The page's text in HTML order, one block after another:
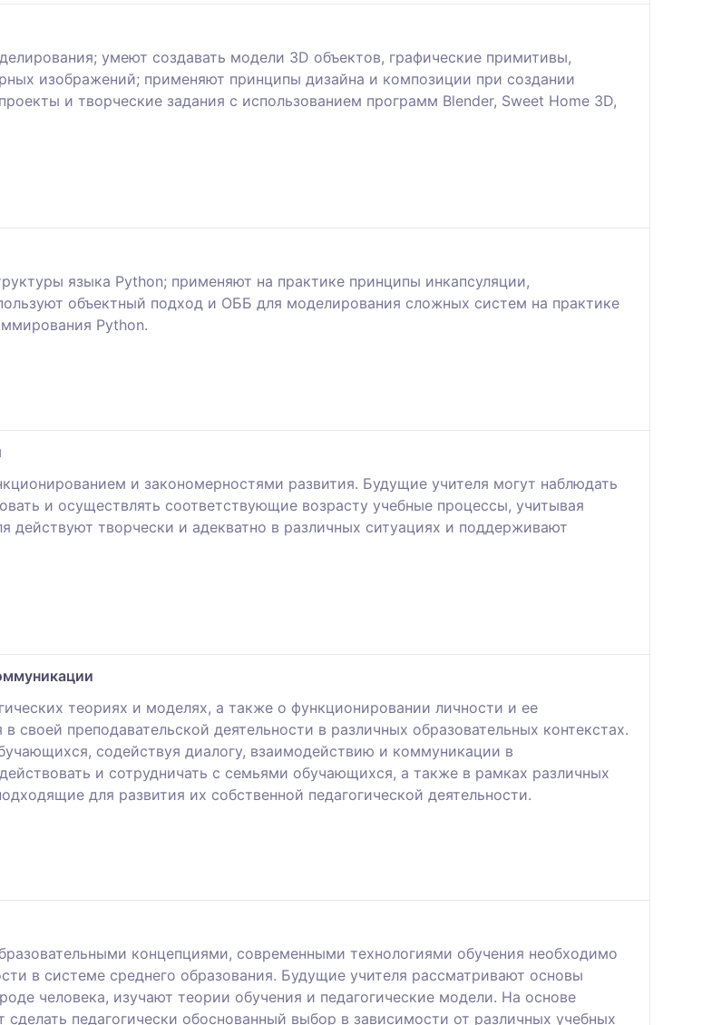
умеют создавать модели 3D объектов, графические примитивы,
изображений; применяют принципы дизайна и композиции при создании
и творческие задания с использованием программ Blender, Sweet Home 3D,
языка Python; применяют на практике принципы инкапсуляции,
объектный подход и ОББ для моделирования сложных систем на практике
Python.
и закономерностями развития. Будущие учителя могут наблюдать
и осуществлять соответствующие возрасту учебные процессы, учитывая
творчески и адекватно в различных ситуациях и поддерживают
теориях и моделях, а также о функционировании личности и ее
своей преподавательской деятельности в различных образовательных контекстах.
содействуя диалогу, взаимодействию и коммуникации в
и сотрудничать с семьями обучающихся, а также в рамках различных
для развития их собственной педагогической деятельности.
концепциями, современными технологиями обучения необходимо
в системе среднего образования. Будущие учителя рассматривают основы
человека, изучают теории обучения и педагогические модели. На основе
педагогически обоснованный выбор в зависимости от различных учебных